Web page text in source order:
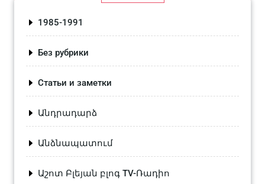
1985-1991
Без рубрики
Статьи и заметки
Անդրադարձ
Անձնապատում
Աշոտ Բլեյան բլոգ TV-Ռադիո